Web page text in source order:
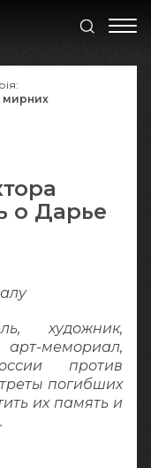
о Дарье
художник,
мемориал,
против
погибших
их память и
мирних